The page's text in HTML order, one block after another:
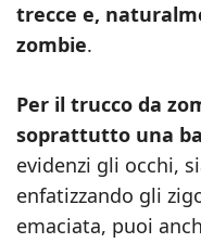
trecce e,
zombie.
Per il trucco da
soprattutto una
evidenzi gli occhi,
enfatizzando gli
emaciata, puoi